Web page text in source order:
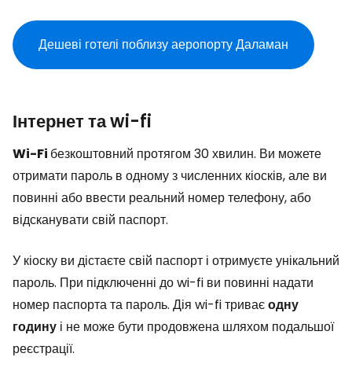
Дешеві готелі поблизу аеропорту Даламан
Інтернет та wi-fi
Wi-Fi безкоштовний протягом 30 хвилин. Ви можете
отримати пароль в одному з численних кіосків, але ви
повинні або ввести реальний номер телефону, або
відсканувати свій паспорт.
У кіоску ви дістаєте свій паспорт і отримуєте унікальний
пароль. При підключенні до wi-fi ви повинні надати
номер паспорта та пароль. Дія wi-fi триваєодну
годину і не може бути продовжена шляхом подальшої
реєстрації.